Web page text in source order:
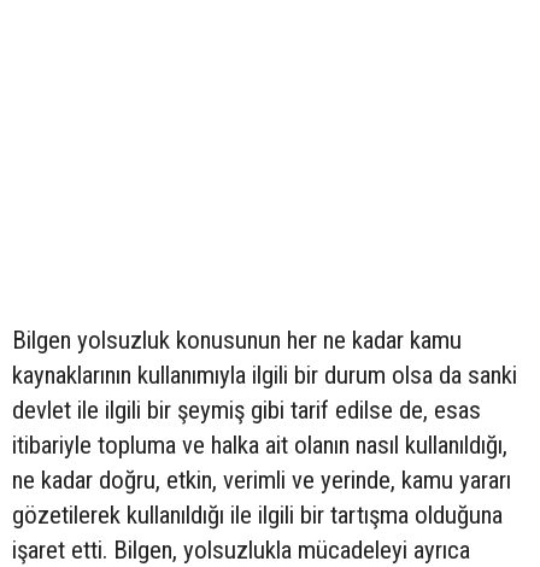
Bilgen yolsuzluk konusunun her ne kadar kamu
kaynaklarının kullanımıyla ilgili bir durum olsa da sanki
devlet ile ilgili bir şeymiş gibi tarif edilse de, esas
itibariyle topluma ve halka ait olanın nasıl kullanıldığı,
ne kadar doğru, etkin, verimli ve yerinde, kamu yararı
gözetilerek kullanıldığı ile ilgili bir tartışma olduğuna
işaret etti. Bilgen, yolsuzlukla mücadeleyi ayrıca